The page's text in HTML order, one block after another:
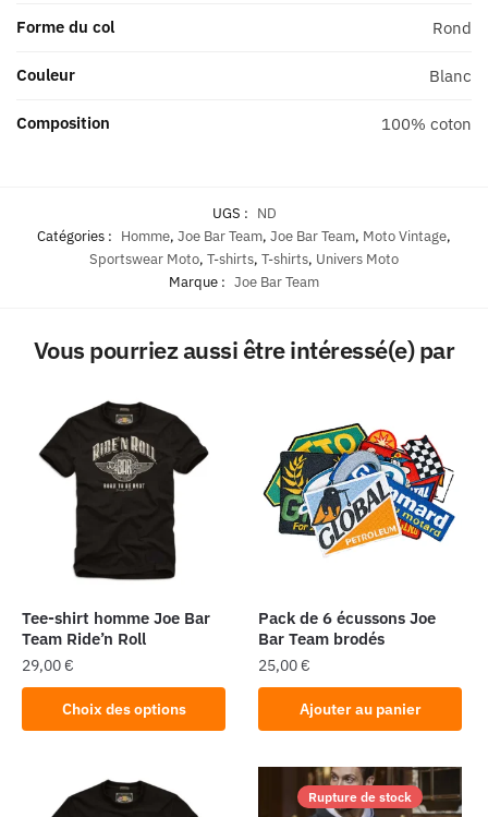
Forme du col Rond
Couleur Blanc
Composition 100% coton
UGS : ND
Catégories : Homme, Joe Bar Team, Joe Bar Team, Moto Vintage,
Sportswear Moto, T-shirts, T-shirts, Univers Moto
Marque : Joe Bar Team
Vous pourriez aussi être intéressé(e) par
Tee-shirt homme Joe Bar
Team Ride’n Roll
29,00€
Choix des options
produit
variations.
Pack de 6 écussons Joe
Bar Team brodés
25,00€
Ajouter au panier
Rupture de stock